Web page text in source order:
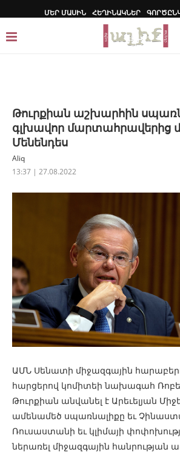
ՄԵՐ ՄԱՍԻՆ ՀԵՂԻՆԱԿՆԵՐ
Թուրքիան աշխարհին
գլխավոր մարտահրավերից
Մենենդես
Aliq
13:37 | 27.08.2022
ԱՄՆ Սենատի միջազգային
հարցերով կոմիտեի նախագահ
Թուրքիան անվանել է Արեւելյան
ամենամեծ սպառնալիքը եւ
Ռուսաստանի եւ կլիմայի
ներառել միջազգային հանրության